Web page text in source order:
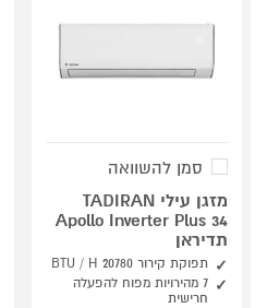
סמן להשוואה
מזגן עילי TADIRAN
Apollo Inverter Plus 34
תדיראן
תפוקת קירור BTU / H 20780
7 מהירויות מפוח להפעלה
חרישית